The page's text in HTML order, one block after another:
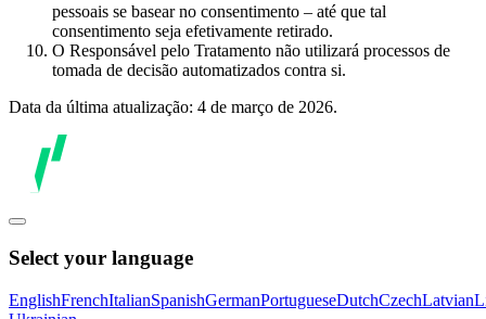
pessoais se basear no consentimento – até que tal
consentimento seja efetivamente retirado.
O Responsável pelo Tratamento não utilizará processos de
tomada de decisão automatizados contra si.
Data da última atualização: 4 de março de 2026.
Select your language
EnglishFrenchItalianSpanishGermanPortugueseDutchCzechLatvian